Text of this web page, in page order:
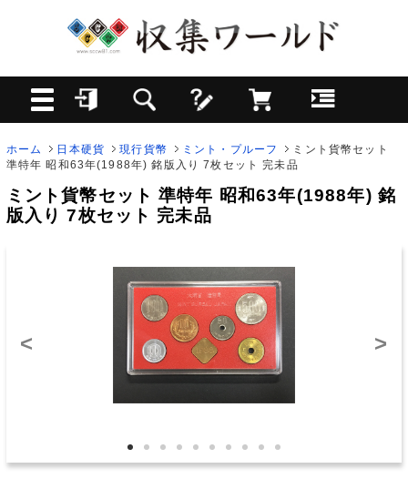
ホーム 日本硬貨 現行貨幣 ミント・プルーフ
ミント貨幣セット
準特年 昭和63年(1988年) 銘版入り 7枚セット 完未品
ミント貨幣セット 準特年 昭和63年(1988年) 銘
版入り 7枚セット 完未品
< >